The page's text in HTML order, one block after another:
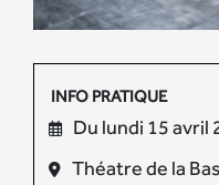
INFO PRATIQUE
Du lundi 15 avril
Théatre de la